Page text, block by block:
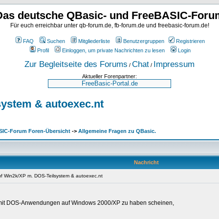
deutsche QBasic- und FreeBASIC-
Für euch erreichbar unter qb-forum.de, fb-forum.de und freebasic-forum.de!
FAQ Suchen Mitgliederliste Benutzergruppen
Registrieren
Profil
Einloggen, um private Nachrichten zu lesen Login
Zur Begleitseite des Forums / Chat / Impressum
Aktueller Forenpartner:
& autoexec.nt
Forum Foren-Übersicht -> Allgemeine Fragen zu QBasic.
Nachricht
XP m. DOS-Teilsystem & autoexec.nt
DOS-Anwendungen auf Windows 2000/XP zu haben scheinen,